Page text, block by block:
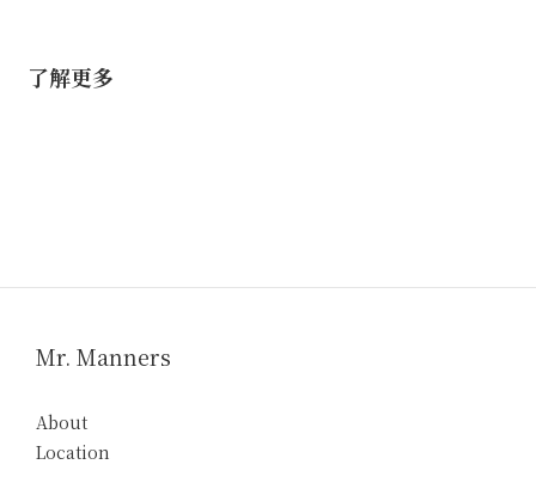
了解更多
Mr. Manners
About
Location